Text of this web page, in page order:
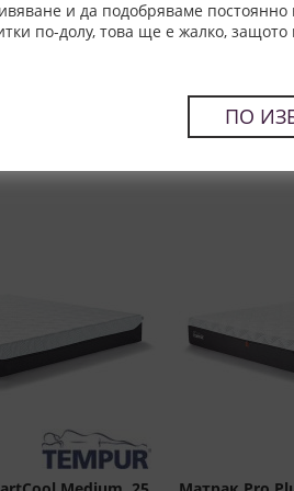
и да подобряваме
по-долу, това ще е жалко, защото
ПО
4-60 работни дни